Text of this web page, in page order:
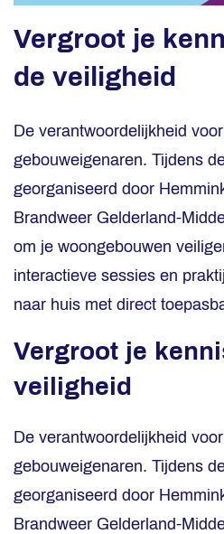
Vergroot je
de veiligheid
De verantwoordelijkheid
gebouweigenaren. Tijdens
georganiseerd door
Brandweer Gelderland-
om je woongebouwen
interactieve sessies en
naar huis met direct
Vergroot je
veiligheid
De verantwoordelijkheid
gebouweigenaren. Tijdens
georganiseerd door
Brandweer Gelderland-